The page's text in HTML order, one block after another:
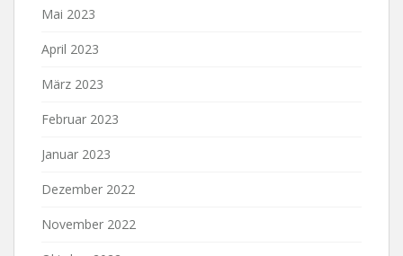
Mai 2023
April 2023
März 2023
Februar 2023
Januar 2023
Dezember 2022
November 2022